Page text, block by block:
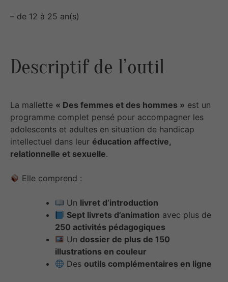
– de 12 à 25 an(s)
Descriptif de l’outil
La mallette « Des femmes et des hommes » est un
programme complet pensé pour accompagner les
adolescents et adultes en situation de handicap
intellectuel dans leur éducation affective,
relationnelle et sexuelle.
Elle comprend :
Un livret d’introduction
Sept livrets d’animation avec plus de
250 activités pédagogiques
Undossier de plus de 150
illustrations en couleur
Desoutils complémentaires en ligne